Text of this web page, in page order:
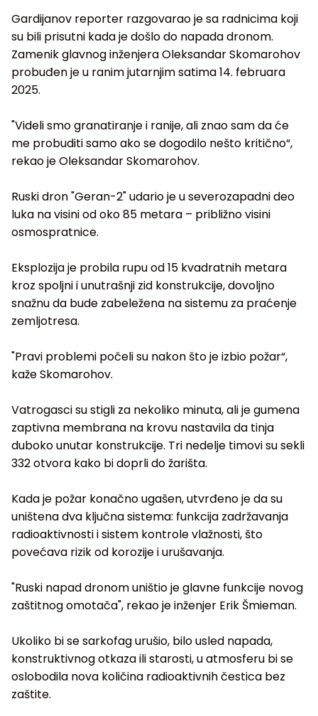
Gardijanov reporter razgovarao je sa radnicima koji
su bili prisutni kada je došlo do napada dronom.
Zamenik glavnog inženjera Oleksandar Skomarohov
probuđen je u ranim jutarnjim satima 14. februara
2025.
"Videli smo granatiranje i ranije, ali znao sam da će
me probuditi samo ako se dogodilo nešto kritično“,
rekao je Oleksandar Skomarohov.
Ruski dron "Geran-2" udario je u severozapadni deo
luka na visini od oko 85 metara – približno visini
osmospratnice.
Eksplozija je probila rupu od 15 kvadratnih metara
kroz spoljni i unutrašnji zid konstrukcije, dovoljno
snažnu da bude zabeležena na sistemu za praćenje
zemljotresa.
"Pravi problemi počeli su nakon što je izbio požar“,
kaže Skomarohov.
Vatrogasci su stigli za nekoliko minuta, ali je gumena
zaptivna membrana na krovu nastavila da tinja
duboko unutar konstrukcije. Tri nedelje timovi su sekli
332 otvora kako bi doprli do žarišta.
Kada je požar konačno ugašen, utvrđeno je da su
uništena dva ključna sistema: funkcija zadržavanja
radioaktivnosti i sistem kontrole vlažnosti, što
povećava rizik od korozije i urušavanja.
"Ruski napad dronom uništio je glavne funkcije novog
zaštitnog omotača", rekao je inženjer Erik Šmieman.
Ukoliko bi se sarkofag urušio, bilo usled napada,
konstruktivnog otkaza ili starosti, u atmosferu bi se
oslobodila nova količina radioaktivnih čestica bez
zaštite.